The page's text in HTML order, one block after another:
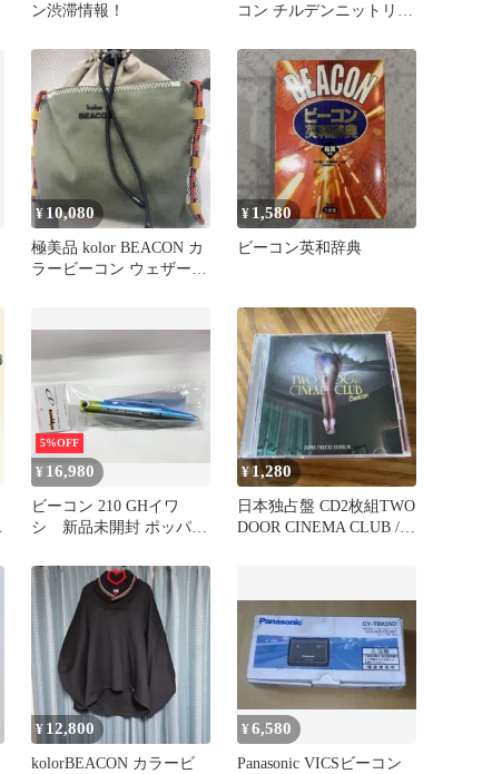
ン渋滞情報！
コン チルデンニットリブ
¥10,080
極美品 kolor BEACON カ
ラービーコン ウェザー
¥ 1,580
ビーコン英和辞典
5%OFF
¥ 16,980
ビーコン 210 GHイワ
シ 新品未開封 ポッパー
¥1,280
日本独占盤 CD2枚組TWO
DOOR CINEMA CLUB /
¥ 12,800
kolorBEACON カラービ
¥6,580
Panasonic VICSビーコン